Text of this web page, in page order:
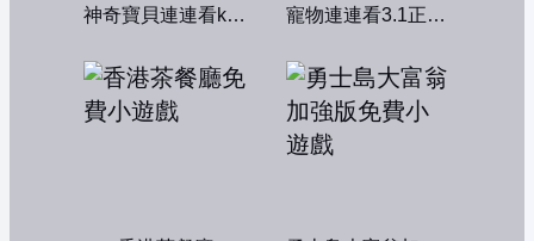
神奇寶貝連連看kawai版2004 寵物連連看3.1正式版